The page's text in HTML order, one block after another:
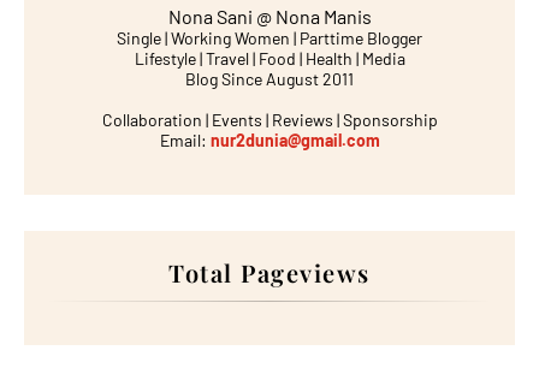
Nona Sani @ Nona Manis
Single | Working Women | Parttime Blogger
Lifestyle | Travel | Food | Health | Media
Blog Since August 2011
Collaboration | Events | Reviews | Sponsorship
Email: nur2dunia@gmail.com
Total Pageviews